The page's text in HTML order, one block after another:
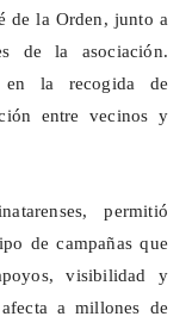
de la Orden, junto a
de la asociación.
en la recogida de
entre vecinos y
, permitió
de campañas que
visibilidad y
a millones de